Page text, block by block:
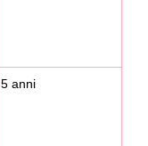
5 anni